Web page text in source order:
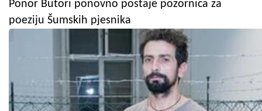
Ponor Butori ponovno postaje pozornica za
poeziju Šumskih pjesnika